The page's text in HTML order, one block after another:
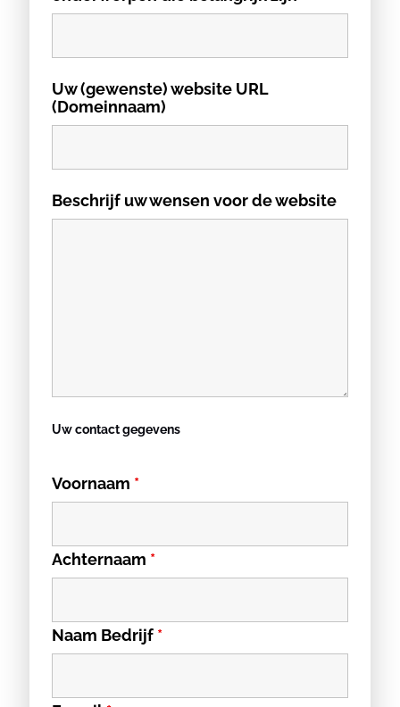
Uw (gewenste) website URL
(Domeinnaam)
Beschrijf uw wensen voor de website
Uw contact gegevens
Voornaam *
Achternaam *
Naam Bedrijf *